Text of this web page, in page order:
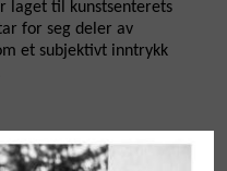
laget til kunstsenterets
for seg deler av
et subjektivt inntrykk